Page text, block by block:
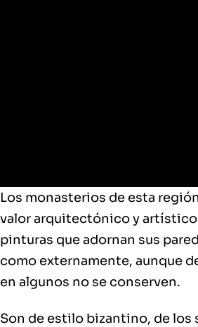
Los monasterios de esta
valor arquitectónico y artístico
pinturas que adornan sus
como externamente, aunque
en algunos no se conserven.
Son de estilo bizantino, de los